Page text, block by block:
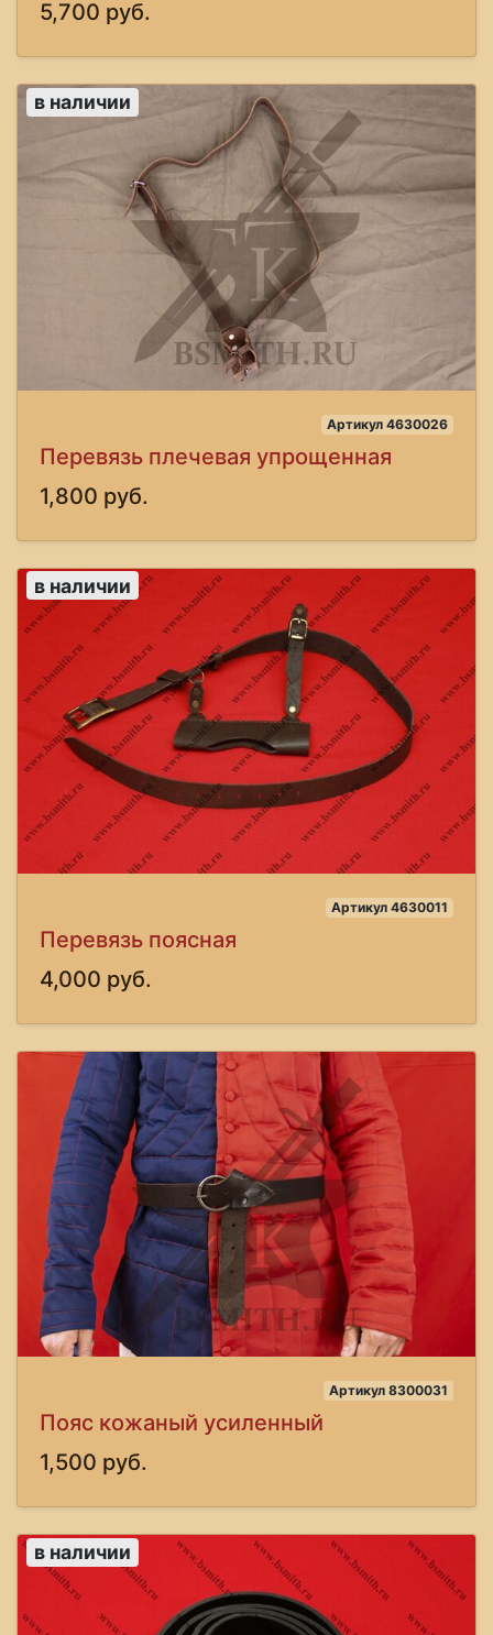
5,700 руб.
в наличии
Артикул 4630026
Перевязь плечевая упрощенная
1,800 руб.
в наличии
Артикул 4630011
Перевязь поясная
4,000 руб.
Артикул 8300031
Пояс кожаный усиленный
1,500 руб.
в наличии